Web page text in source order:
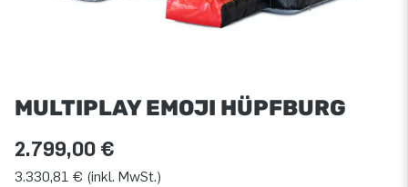
MULTIPLAY EMOJI HÜPFBURG
2.799,00 €
3.330,81 € (inkl. MwSt.)